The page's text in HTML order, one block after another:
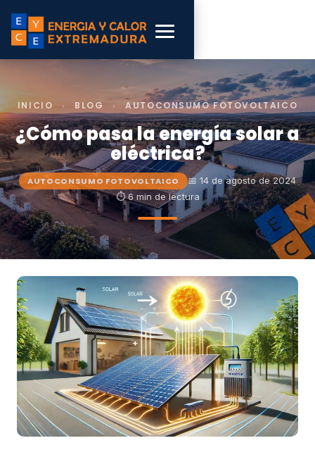
INICIO › BLOG › AUTOCONSUMO FOTOVOLTAICO
¿Cómo pasa la energía solar a
eléctrica?
AUTOCONSUMO FOTOVOLTAICO
📅 14 de agosto de 2024
⏱ 6 min de lectura